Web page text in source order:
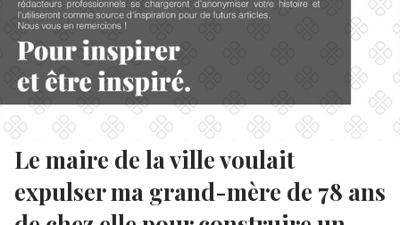
Le maire de la ville voulait
expulser ma grand-mère de 78 ans